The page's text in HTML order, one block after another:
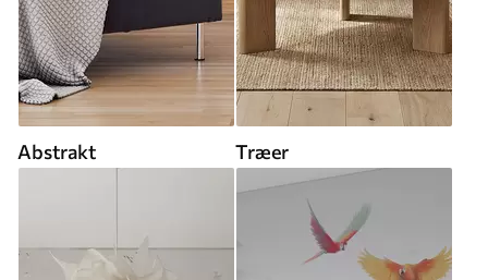
Abstrakt Træer